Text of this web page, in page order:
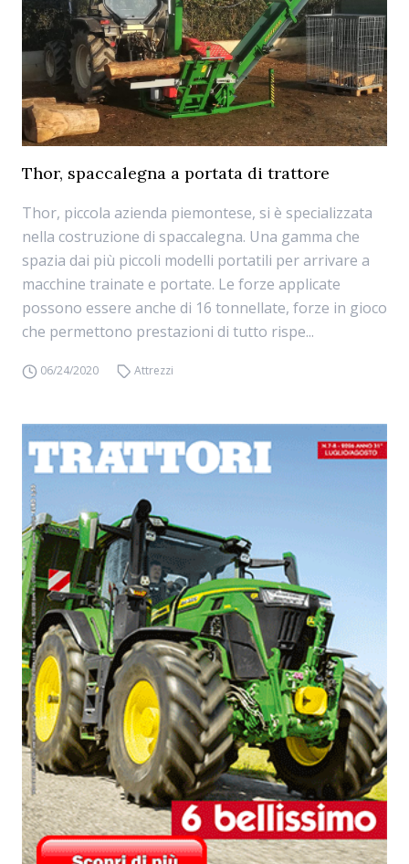
Thor, spaccalegna a portata di trattore
Thor, piccola azienda piemontese, si è specializzata
nella costruzione di spaccalegna. Una gamma che
spazia dai più piccoli modelli portatili per arrivare a
macchine trainate e portate. Le forze applicate
possono essere anche di 16 tonnellate, forze in gioco
che permettono prestazioni di tutto rispe...
06/24/2020 Attrezzi